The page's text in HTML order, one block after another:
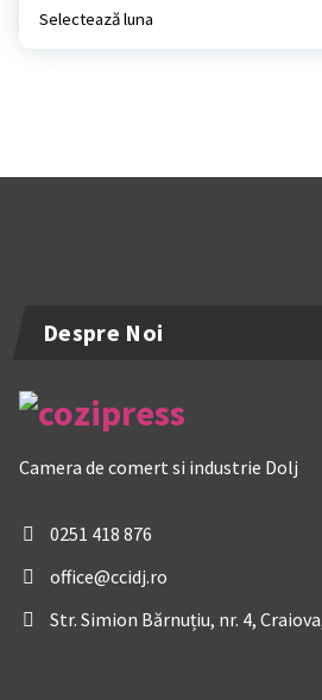
Despre Noi
Camera de comert si industrie Dolj
0251 418 876
office@ccidj.ro
Str. Simion Bărnuțiu, nr. 4,